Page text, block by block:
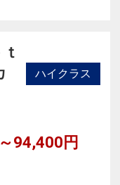
ハイクラス
94,400円